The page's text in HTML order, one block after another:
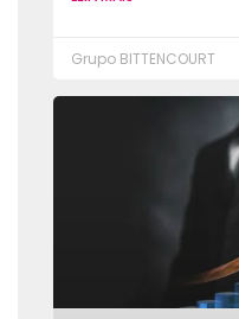
Grupo BITTENCOURT